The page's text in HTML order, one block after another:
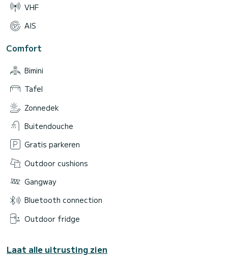
VHF
AIS
Comfort
Bimini
Tafel
Zonnedek
Buitendouche
Gratis parkeren
Outdoor cushions
Gangway
Bluetooth connection
Outdoor fridge
Laat alle uitrusting zien